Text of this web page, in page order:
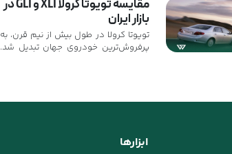
مقایسه تویوتا کرولا XLI و GLI در
بازار ایران
تویوتا کرولا در طول بیش از نیم قرن، به
پرفروش‌ترین خودروی جهان تبدیل شد.
ابزارها